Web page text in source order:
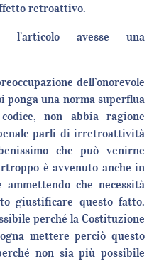
retroattivo.
l’articolo avesse una
dell’onorevole
ponga una norma superflua
non abbia ragione
penale parli di irretroattività
che può venirne
è avvenuto anche in
che necessità
giustificare questo fatto.
perché la Costituzione
mettere perciò questo
non sia più possibile